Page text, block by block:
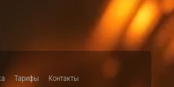
Тарифы Контакты